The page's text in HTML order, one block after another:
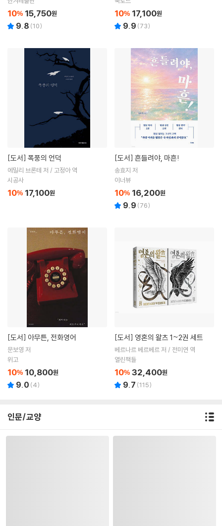
10% 15,750원
9.8 (10)
10% 17,100원
9.9 (73)
[도서] 폭풍의 언덕
에밀리 브론테 저 / 고정아 역
시공사
10% 17,100원
[도서] 흔들려야, 마흔!
송효지 저
이너뷰
10% 16,200원
9.9 (76)
[도서] 아무튼, 전화영어
문보영 저
위고
10% 10,800원
9.0 (4)
[도서] 영혼의 왈츠 1~2권 세트
베르나르 베르베르 저 / 전미연 역
열린책들
10% 32,400원
9.7 (115)
인문/교양